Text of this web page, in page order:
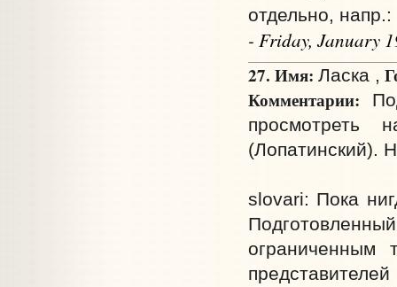
отдельно, напр.:
- Friday, January
27. Имя: Ласка ,
Комментарии:
просмотреть
(Лопатинский).
slovari: Пока
ограниченным